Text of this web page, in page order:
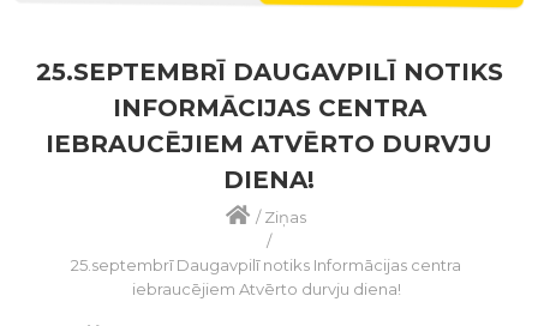
25.SEPTEMBRĪ DAUGAVPILĪ NOTIKS
INFORMĀCIJAS CENTRA
IEBRAUCĒJIEM ATVĒRTO DURVJU
DIENA!
/Ziņas
/
25.septembrī Daugavpilī notiks Informācijas centra
iebraucējiem Atvērto durvju diena!